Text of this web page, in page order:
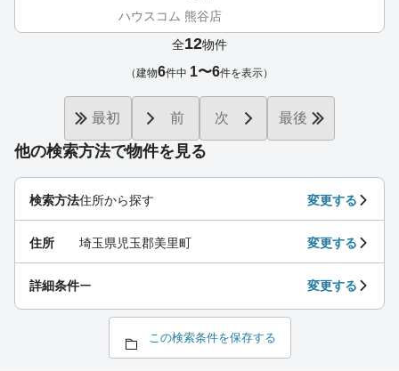
ハウスコム 熊谷店
他の検索方法で物件を見る
検索方法住所から探す 変更する
住所 埼玉県児玉郡美里町 変更する
詳細条件ー 変更する
この検索条件を保存する
全12物件
（建物6件中 1〜6件を表示）
最初 前 次 最後